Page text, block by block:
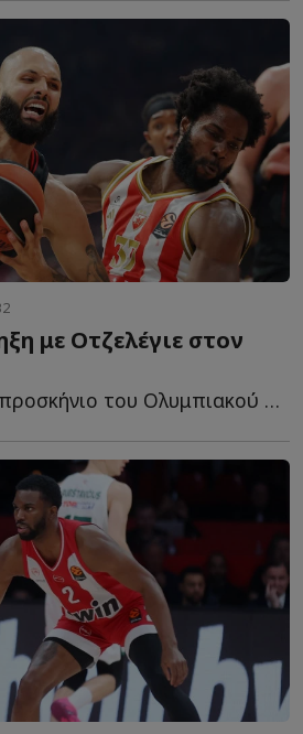
με Οτζελέγιε στον
Στο μεταγραφικό προσκήνιο του Ολυμπιακού παραμένει η...